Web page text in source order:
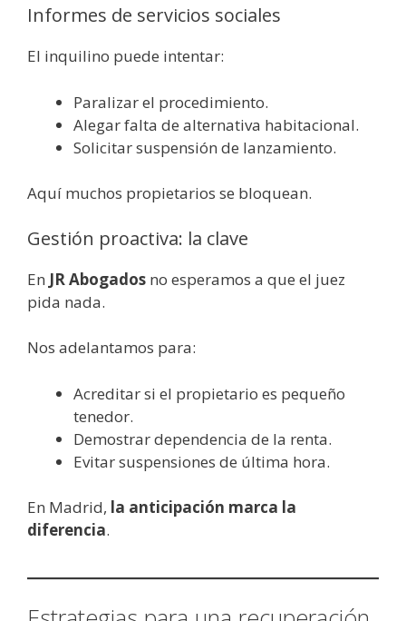
Informes de servicios sociales
El inquilino puede intentar:
Paralizar el procedimiento.
Alegar falta de alternativa habitacional.
Solicitar suspensión de lanzamiento.
Aquí muchos propietarios se bloquean.
Gestión proactiva: la clave
En JR Abogados no esperamos a que el juez
pida nada.
Nos adelantamos para:
Acreditar si el propietario es pequeño
tenedor.
Demostrar dependencia de la renta.
Evitar suspensiones de última hora.
En Madrid, la anticipación marca la
diferencia.